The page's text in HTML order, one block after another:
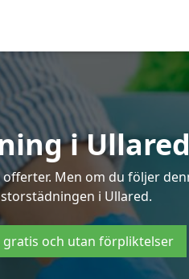
i
Men om du följer
i Ullared.
gratis och utan förpliktelser